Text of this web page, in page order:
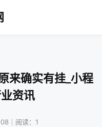
来确实有挂_小程
资讯
｜阅读：1